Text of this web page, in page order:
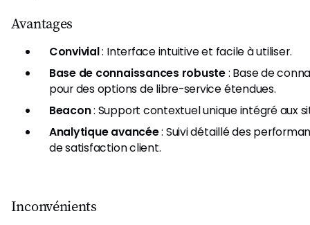
Avantages
Convivial: Interface intuitive et facile à utiliser.
Base de connaissances robuste: Base de
pour des options de libre-service étendues.
Beacon: Support contextuel unique intégré aux
Analytique avancée: Suivi détaillé des
de satisfaction client.
Inconvénients